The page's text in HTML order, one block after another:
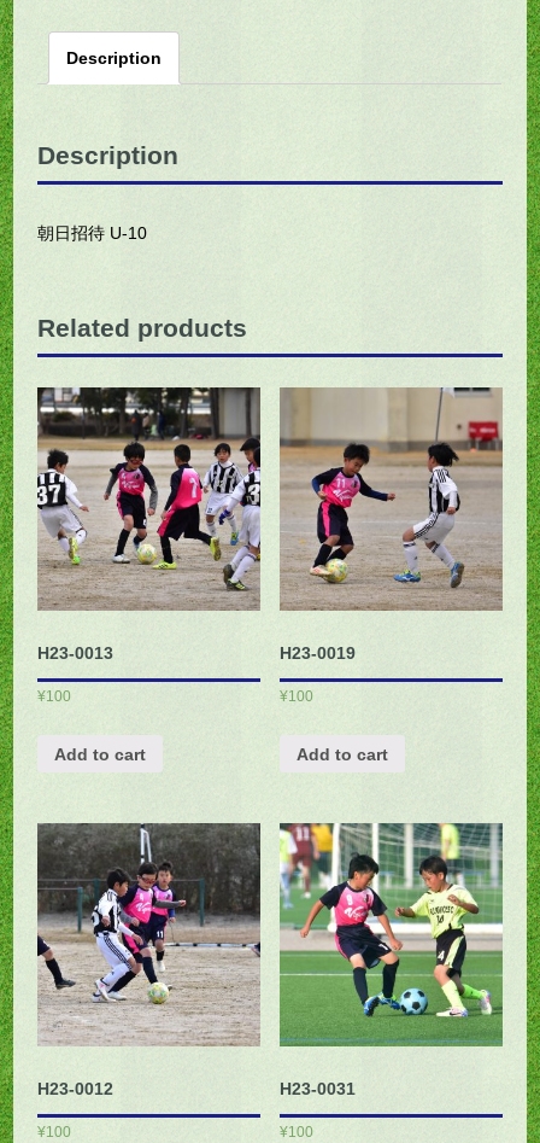
Description
Description
朝日招待 U-10
Related products
H23-0013
¥100
Add to cart
H23-0019
¥100
Add to cart
H23-0012
¥100
H23-0031
¥100